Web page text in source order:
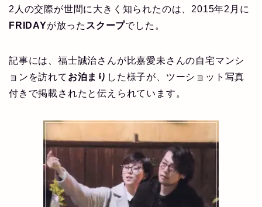
2人の交際が世間に大きく知られたのは、2015年2月に
FRIDAYが放った スクープでした。
記事には、福士誠治さんが比嘉愛未さんの自宅マンシ
ョンを訪れて お泊まり した様子が、ツーショット写真
付きで掲載されたと伝えられています。